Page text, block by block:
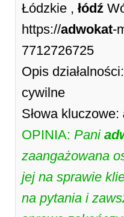
Łódzkie , łódź
https://adwokat-
7712726725
Opis
cywilne
Słowa kluczowe:
OPINIA: Pani
zaangażowana
jej na sprawie
na pytania i